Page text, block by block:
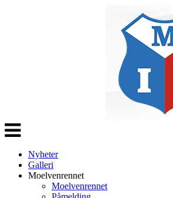
Veksle
navigasjon
Nyheter
Galleri
Moelvenrennet
Moelvenrennet